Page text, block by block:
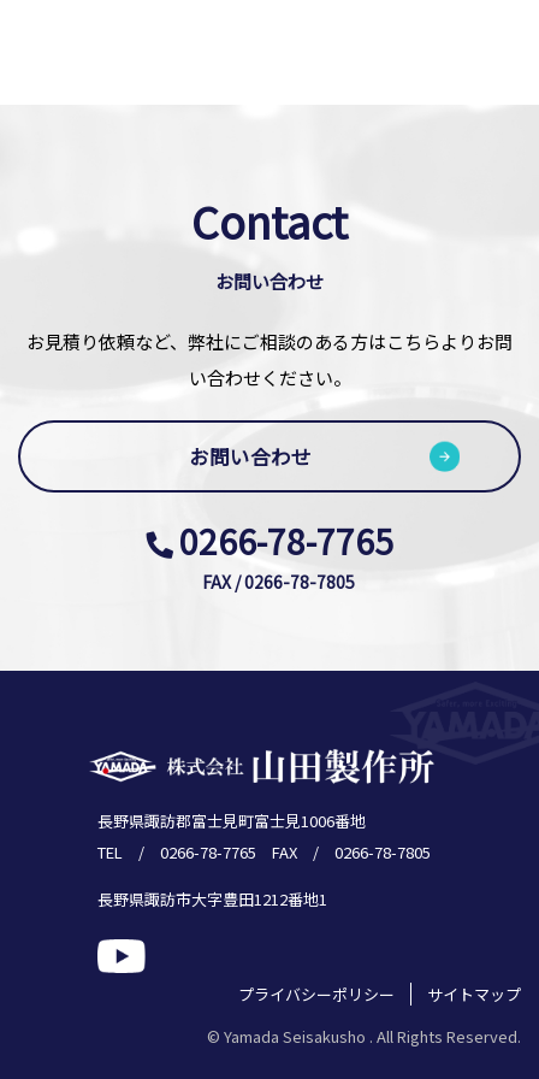
Contact
お問い合わせ
お見積り依頼など、弊社にご相談のある方はこちらよりお問
い合わせください。
お問い合わせ
0266-78-7765
FAX / 0266-78-7805
長野県諏訪郡富士見町富士見1006番地
TEL / 0266-78-7765 FAX / 0266-78-7805
長野県諏訪市大字豊田1212番地1
プライバシーポリシー
サイトマップ
© Yamada Seisakusho . All Rights Reserved.